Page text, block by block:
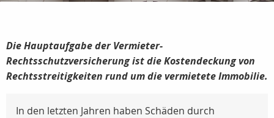
Die Hauptaufgabe der Vermieter-
Rechtsschutzversicherung ist die Kostendeckung von
Rechtsstreitigkeiten rund um die vermietete Immobilie.
In den letzten Jahren haben Schäden durch